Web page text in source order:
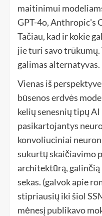
maitinimui
GPT-4o, Anthropic's
Tačiau, kad ir kokie
jie turi savo
galimas alternatyvas.
Vienas iš
būsenos erdvės
kelių senesnių tipų
pasikartojantys
konvoliuciniai
sukurtų skaičiavimo
architektūrą,
sekas. (galvok apie
stipriausių iki šiol
mėnesį publikavo